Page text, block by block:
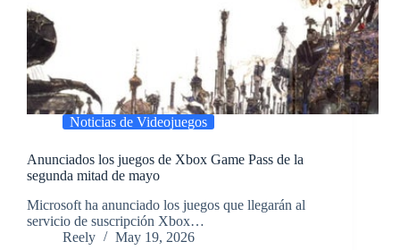
Noticias de Videojuegos
Anunciados los juegos de Xbox Game Pass de la
segunda mitad de mayo
​Microsoft ha anunciado los juegos que llegarán al
servicio de suscripción Xbox…
Reely
May 19, 2026